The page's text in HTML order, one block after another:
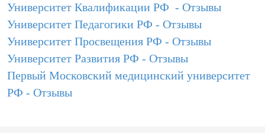
Университет Квалификации РФ - Отзывы
Университет Педагогики РФ - Отзывы
Университет Просвещения РФ - Отзывы
Университет Развития РФ - Отзывы
Первый Московский медицинский университет
РФ - Отзывы